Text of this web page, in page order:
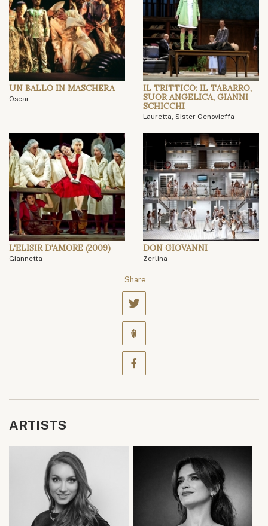
UN BALLO IN MASCHERA
Oscar
IL TRITTICO: IL TABARRO,
SUOR ANGELICA, GIANNI
SCHICCHI
Lauretta, Sister Genovieffa
L'ELISIR D'AMORE (2009)
Giannetta
DON GIOVANNI
Zerlina
Share
ARTISTS